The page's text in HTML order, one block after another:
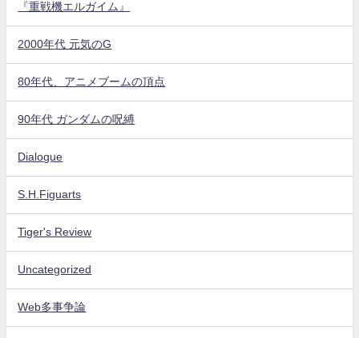
『重戦機エルガイム』
2000年代 元気のG
80年代、アニメブームの頂点
90年代 ガンダムの呪縛
Dialogue
S.H.Figuarts
Tiger's Review
Uncategorized
Web多事争論